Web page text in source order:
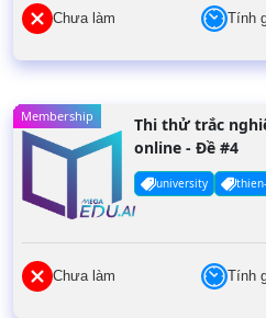
Chưa làm Tính
Membership
Thi thử trắc
online - Đề #4
university
Chưa làm Tính